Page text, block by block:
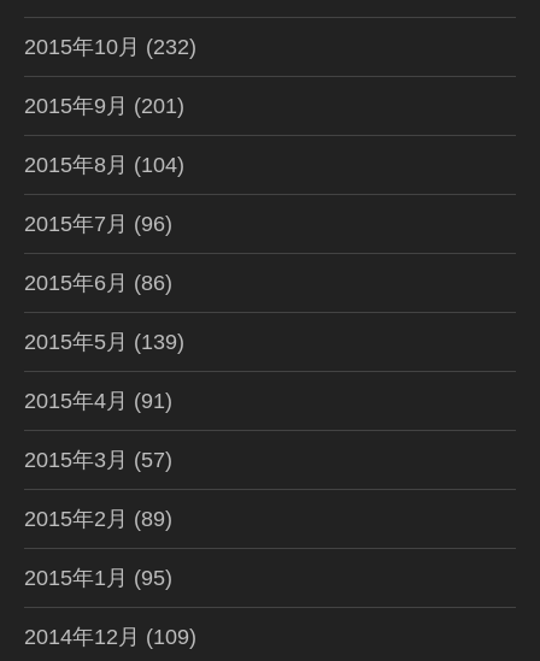
2015年10月 (232)
2015年9月 (201)
2015年8月 (104)
2015年7月 (96)
2015年6月 (86)
2015年5月 (139)
2015年4月 (91)
2015年3月 (57)
2015年2月 (89)
2015年1月 (95)
2014年12月 (109)